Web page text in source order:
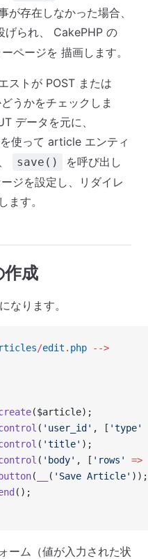
が存在しなかった場合、
げられ、 CakePHP の
ページを 描画します。
ストが POST または
うかをチェックしま
データを元に、
使って article エンティ
save()
を呼び出し
ジを設定し、リダイレ
ます。
成
なります。
/edit . php -->
($article);
( 'user_id' , [ 'type'
( 'title' );
( 'body' , [ 'rows' =>
button( ( 'Save Article' ));
();
ーム（値が入力された状